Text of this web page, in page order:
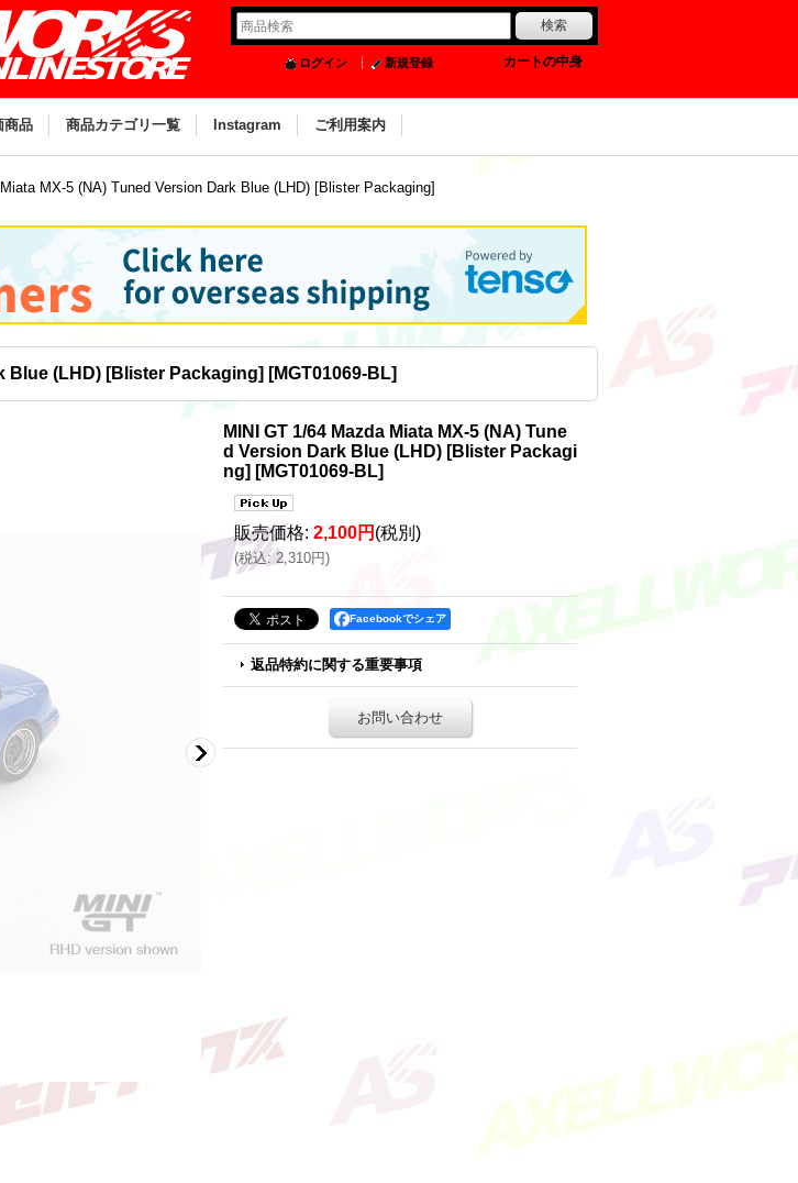
カートの中身
ログイン 新規登録
商品 商品カテゴリ一覧 Instagram ご利用案内
MX-5 (NA) Tuned Version Dark Blue (LHD) [Blister Packaging]
Blue (LHD) [Blister Packaging] [MGT01069-BL]
MINI GT 1/64 Mazda Miata MX-5 (NA) Tune
d Version Dark Blue (LHD) [Blister Packagi
ng] [MGT01069-BL]
販売価格: 2,100円 (税別)
(税込: 2,310円)
Facebookでシェア
返品特約に関する重要事項
お問い合わせ